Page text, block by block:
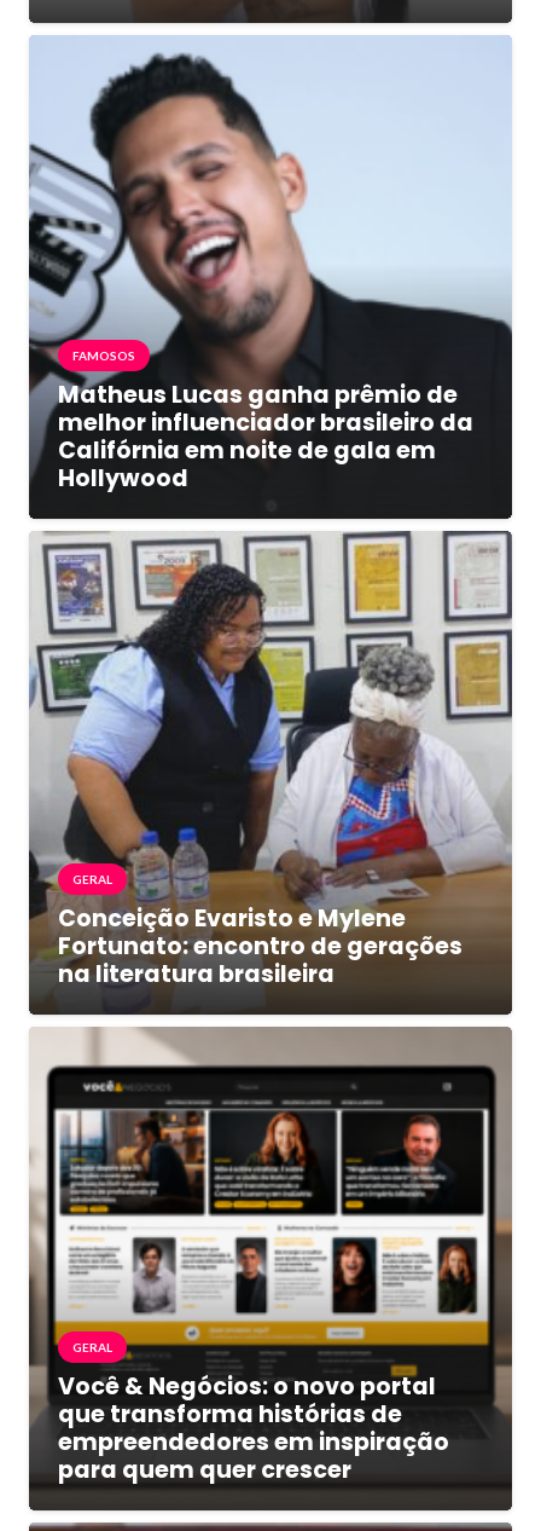
FAMOSOS
Matheus Lucas ganha prêmio de
melhor influenciador brasileiro da
Califórnia em noite de gala em
Hollywood
GERAL
Conceição Evaristo e Mylene
Fortunato: encontro de gerações
na literatura brasileira
GERAL
Você & Negócios: o novo portal
que transforma histórias de
empreendedores em inspiração
para quem quer crescer